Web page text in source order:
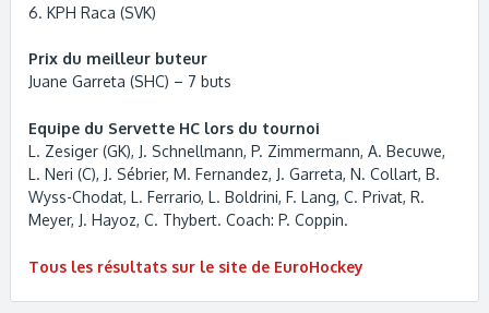
6. KPH Raca (SVK)
Prix du meilleur buteur
Juane Garreta (SHC) – 7 buts
Equipe du Servette HC lors du tournoi
L. Zesiger (GK), J. Schnellmann, P. Zimmermann, A. Becuwe,
L. Neri (C), J. Sébrier, M. Fernandez, J. Garreta, N. Collart, B.
Wyss-Chodat, L. Ferrario, L. Boldrini, F. Lang, C. Privat, R.
Meyer, J. Hayoz, C. Thybert. Coach: P. Coppin.
Tous les résultats sur le site de EuroHockey